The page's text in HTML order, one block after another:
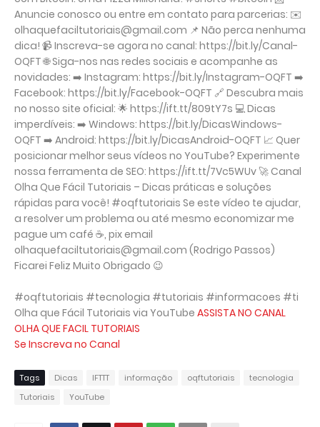
Anuncie conosco ou entre em contato para parcerias: ✉️
olhaquefaciltutoriais@gmail.com 📌 Não perca nenhuma
dica! 📹 Inscreva-se agora no canal: https://bit.ly/Canal-
OQFT 🌐 Siga-nos nas redes sociais e acompanhe as
novidades: ➡️ Instagram: https://bit.ly/Instagram-OQFT ➡️
Facebook: https://bit.ly/Facebook-OQFT 🔗 Descubra mais
no nosso site oficial: 🌟 https://ift.tt/809tY7s 💻 Dicas
imperdíveis: ➡️ Windows: https://bit.ly/DicasWindows-
OQFT ➡️ Android: https://bit.ly/DicasAndroid-OQFT 📈 Quer
posicionar melhor seus vídeos no YouTube? Experimente
nossa ferramenta de SEO: https://ift.tt/7Vc5WUv 🚀 Canal
Olha Que Fácil Tutoriais – Dicas práticas e soluções
rápidas para você! #oqftutoriais Se este vídeo te ajudar,
a resolver um problema ou até mesmo economizar me
pague um café ☕, pix email
olhaquefaciltutoriais@gmail.com (Rodrigo Passos)
Ficarei Feliz Muito Obrigado 😉
#oqftutoriais #tecnologia #tutoriais #informacoes #ti
Olha que Fácil Tutoriais via YouTube ASSISTA NO CANAL
OLHA QUE FACIL TUTORIAIS
Se Inscreva no Canal
Tags Dicas IFTTT informação oqftutoriais
tecnologia
Tutoriais
YouTube